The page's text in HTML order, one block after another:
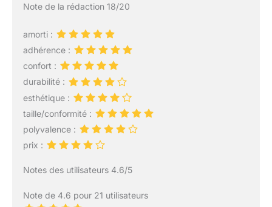
Note de la rédaction 18/20
amorti :
adhérence :
confort :
durabilité :
esthétique :
taille/conformité :
polyvalence :
prix :
Notes des utilisateurs 4.6/5
Note de 4.6 pour 21 utilisateurs